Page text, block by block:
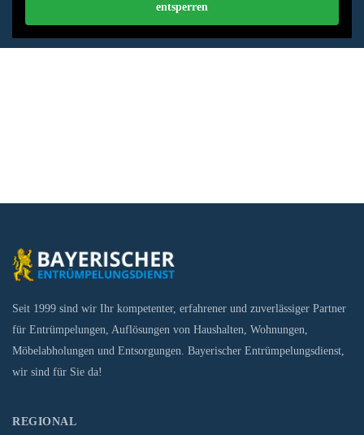
entsperren
Seit 1999 sind wir Ihr kompetenter, erfahrener und zuverlässiger Partner
für Entrümpelungen, Auflösungen von Haushalten, Wohnungen,
Möbelabholungen und Entsorgungen. Bayerischer Entrümpelungsdienst,
wir sind für Sie da!
REGIONAL